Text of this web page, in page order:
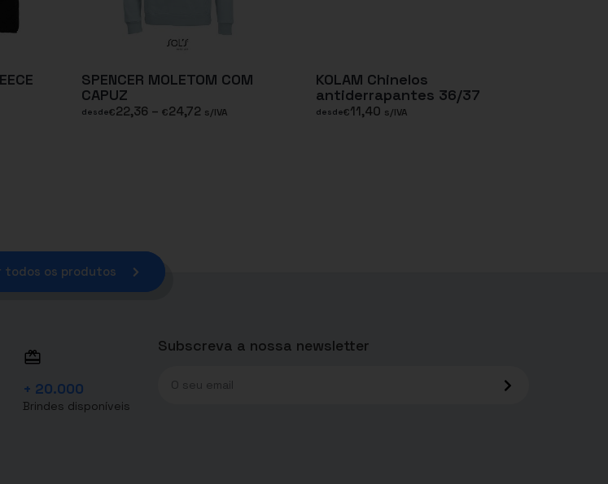
SPENCER MOLETOM COM
CAPUZ
desde€22,36 – €24,72 s/IVA
KOLAM Chinelos
antiderrapantes 36/37
desde€11,40 s/IVA
todos os produtos
+ 20.000
Brindes disponíveis
Subscreva a nossa newsletter